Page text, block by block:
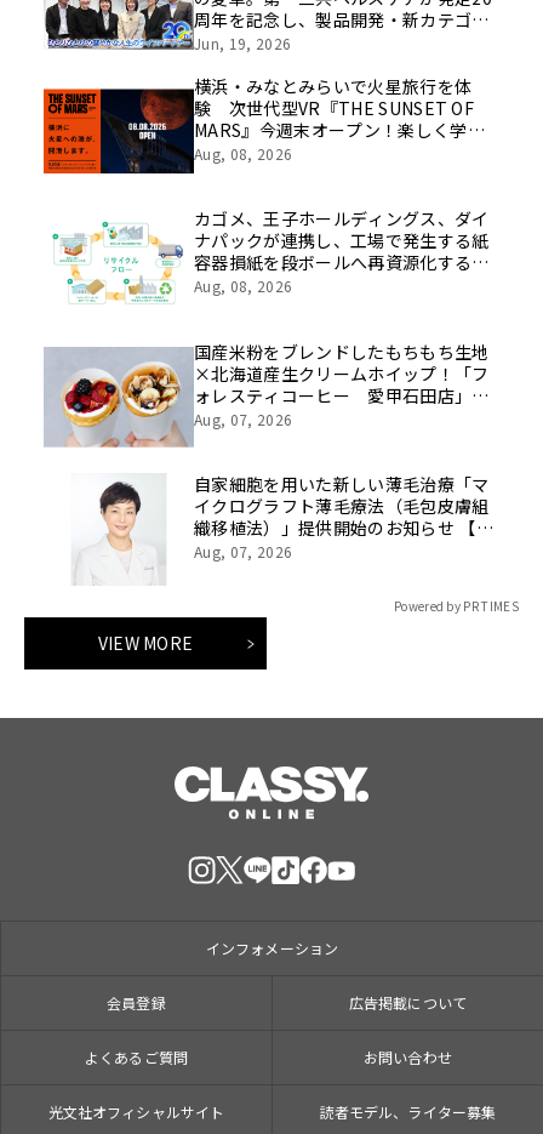
周年を記念し、製品開発・新カテゴリ
挑戦の舞台や旧社統合時のエピソード
像を公開！
Jun, 19, 2026
横浜・みなとみらいで火星旅行を体
験 次世代型VR『THE SUNSET OF
MARS』今週末オープン！楽しく学べ
るパネル展やワークショップなど関連
Aug, 08, 2026
カゴメ、王子ホールディングス、ダイ
ナパックが連携し、工場で発生する紙
容器損紙を段ボールへ再資源化する実
証を開始
Aug, 08, 2026
国産米粉をブレンドしたもちもち生地
×北海道産生クリームホイップ！「フ
ォレスティコーヒー 愛甲石田店」に
て、８月１７日（月）からクレープ販
Aug, 07, 2026
自家細胞を用いた新しい薄毛治療「マ
イクログラフト薄毛療法（毛包皮膚組
織移植法）」提供開始のお知らせ 【医
療法人社団 青真会 青山エルクリニ
Aug, 07, 2026
Powered by PR TIMES
VIEW MORE
インフォメーション
会員登録 広告掲載について
よくあるご質問 お問い合わせ
光文社オフィシャルサイト 読者モデル、ライター募集